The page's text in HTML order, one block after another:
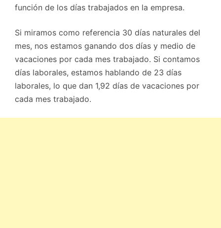
función de los días trabajados en la empresa.
Si miramos como referencia 30 días naturales del
mes, nos estamos ganando dos días y medio de
vacaciones por cada mes trabajado. Si contamos
días laborales, estamos hablando de 23 días
laborales, lo que dan 1,92 días de vacaciones por
cada mes trabajado.